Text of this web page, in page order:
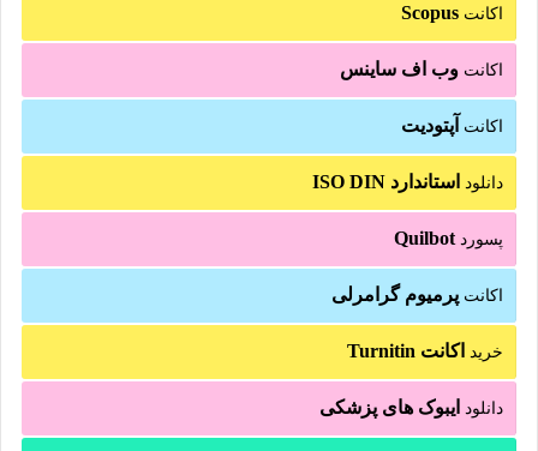
اکانت Scopus
اکانت وب اف ساینس
اکانت آپتودیت
دانلود استاندارد ISO DIN
پسورد Quilbot
اکانت پرمیوم گرامرلی
خرید اکانت Turnitin
دانلود ایبوک های پزشکی